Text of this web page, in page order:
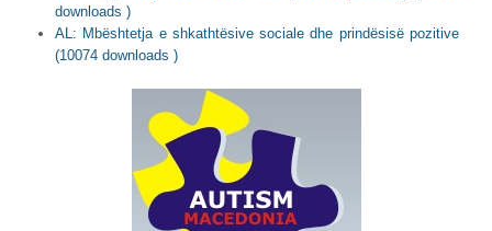
downloads )
AL: Mbështetja e shkathtësive sociale dhe prindësisë pozitive
(10074 downloads )